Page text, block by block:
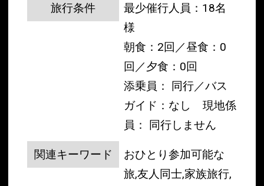
旅行条件
最少催行人員：18名
様
朝食：2回／昼食：0
回／夕食：0回
添乗員： 同行／バス
ガイド：なし
現地係
員： 同行しません
関連キーワード
おひとり参加可能な
旅,友人同士,家族旅行,